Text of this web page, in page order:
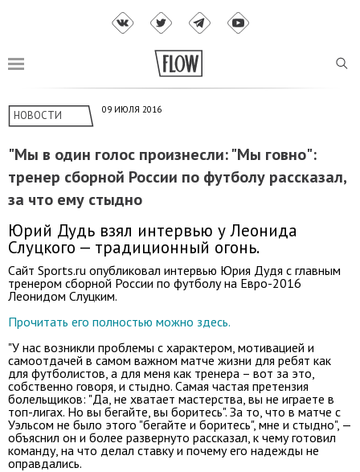
НОВОСТИ 09 ИЮЛЯ 2016
"Мы в один голос произнесли: "Мы говно":
тренер сборной России по футболу рассказал,
за что ему стыдно
Юрий Дудь взял интервью у Леонида
Слуцкого — традиционный огонь.
Сайт Sports.ru опубликовал интервью Юрия Дудя с главным
тренером сборной России по футболу на Евро-2016
Леонидом Слуцким.
Прочитать его полностью можно здесь.
"У нас возникли проблемы с характером, мотивацией и
самоотдачей в самом важном матче жизни для ребят как
для футболистов, а для меня как тренера – вот за это,
собственно говоря, и стыдно. Самая частая претензия
болельщиков: "Да, не хватает мастерства, вы не играете в
топ-лигах. Но вы бегайте, вы боритесь". За то, что в матче с
Уэльсом не было этого "бегайте и боритесь", мне и стыдно", —
объяснил он и более развернуто рассказал, к чему готовил
команду, на что делал ставку и почему его надежды не
оправдались.